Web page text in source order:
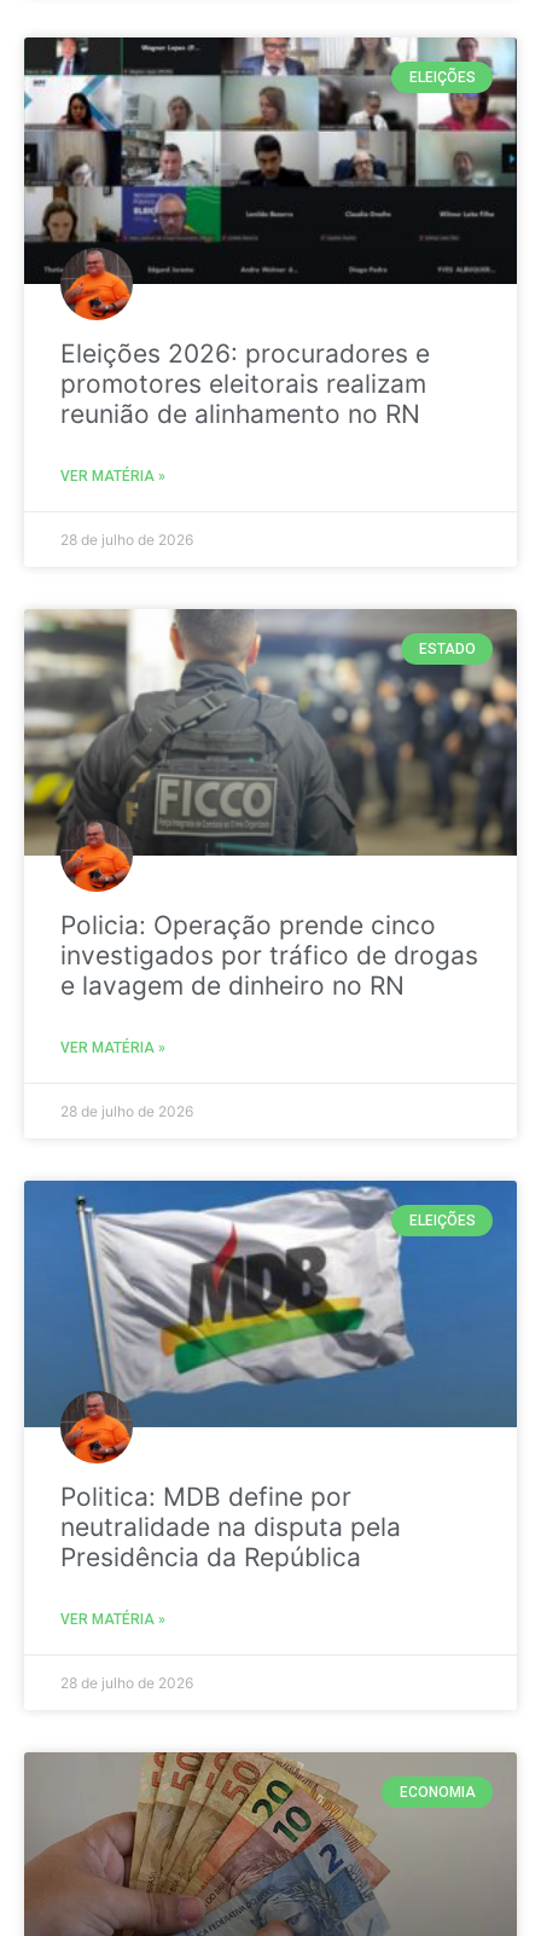
ELEIÇÕES
Eleições 2026: procuradores e
promotores eleitorais realizam
reunião de alinhamento no RN
VER MATÉRIA »
28 de julho de 2026
ESTADO
Policia: Operação prende cinco
investigados por tráfico de drogas
e lavagem de dinheiro no RN
VER MATÉRIA »
28 de julho de 2026
ELEIÇÕES
Politica: MDB define por
neutralidade na disputa pela
Presidência da República
VER MATÉRIA »
28 de julho de 2026
ECONOMIA